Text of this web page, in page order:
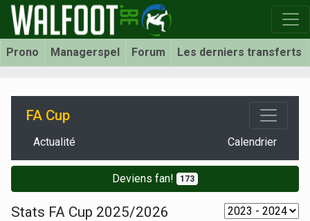
Prono Managerspel Forum Les derniers transferts
FA Cup
Actualité Calendrier
Deviens fan! 173
Stats FA Cup 2025/2026